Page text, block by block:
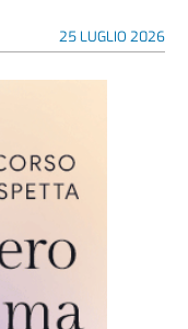
25 LUGLIO 2026